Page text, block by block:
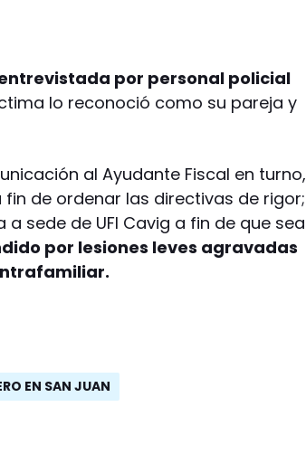
por personal policial
lo reconoció como su pareja y
al Ayudante Fiscal en turno,
de ordenar las directivas de rigor;
sede de UFI Cavig a fin de que sea
por lesiones leves agravadas
EN SAN JUAN